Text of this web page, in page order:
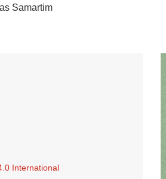
Samartim
International